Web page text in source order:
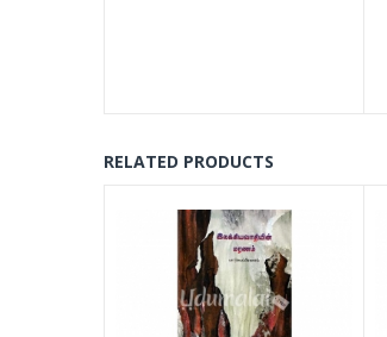
RELATED PRODUCTS